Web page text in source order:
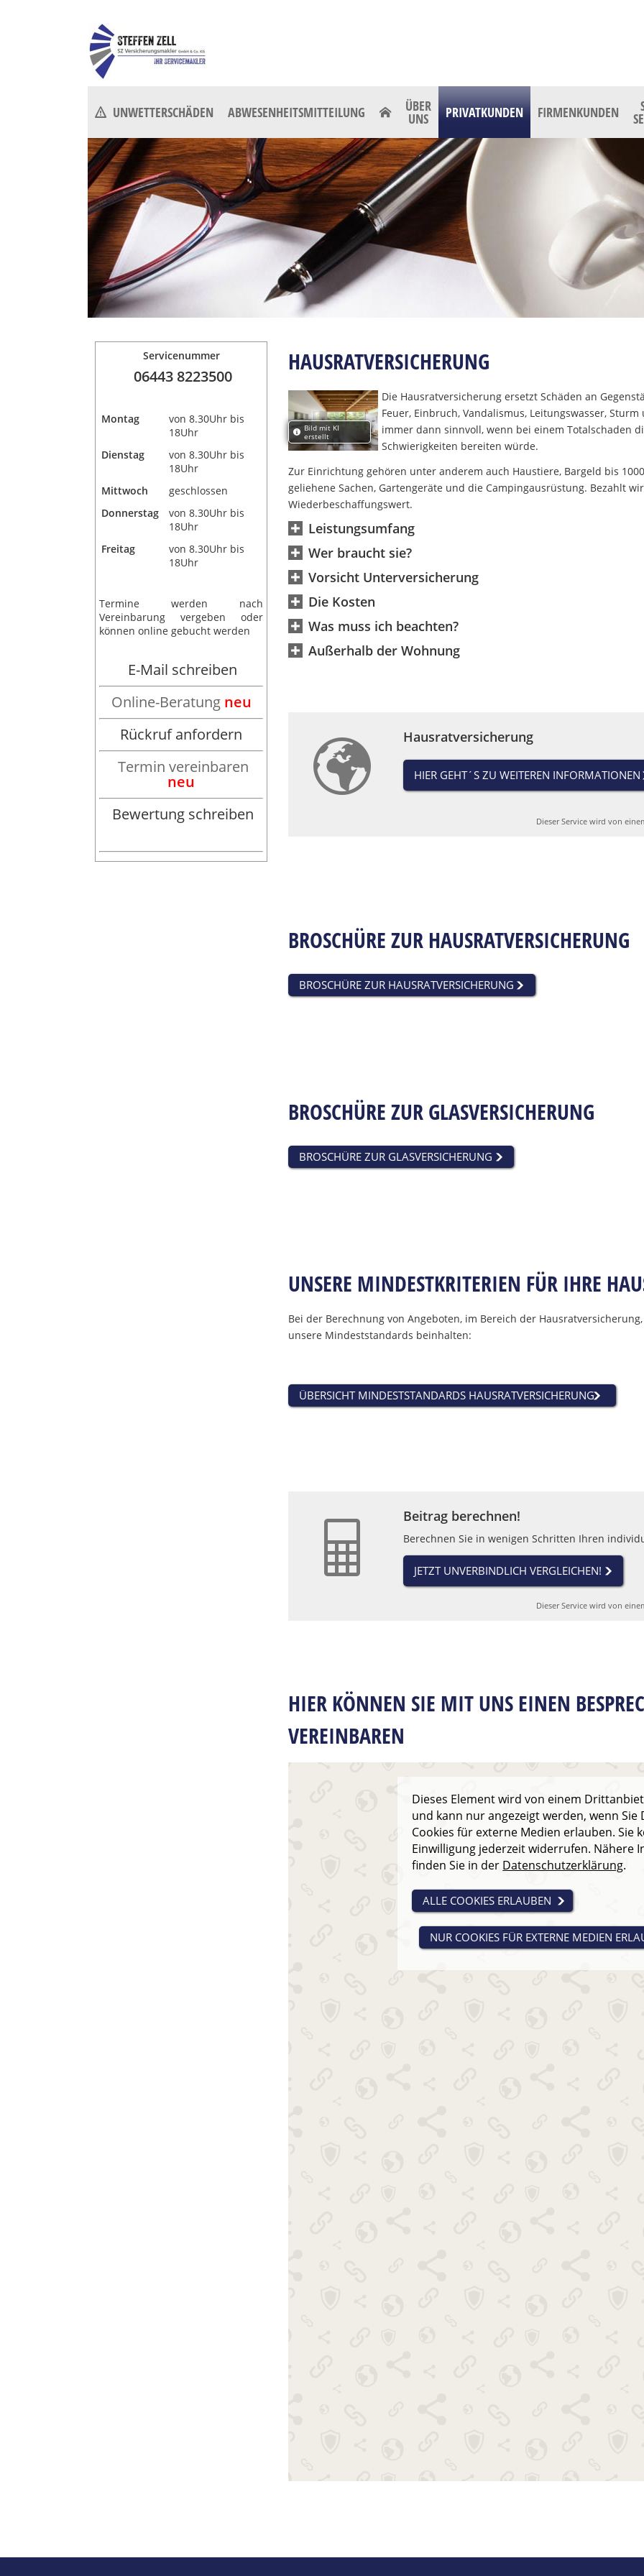
UNWETTERSCHÄDEN ABWESENHEITSMITTEILUNG ÜBER
UNS PRIVATKUNDEN FIRMENKUNDEN
Servicenummer
06443 8223500
Montag
von 8.30Uhr bis
18Uhr
Dienstag
von 8.30Uhr bis
18Uhr
Mittwoch
geschlossen
Donnerstag
von 8.30Uhr bis
18Uhr
Freitag
von 8.30Uhr bis
18Uhr
Termine werden nach
Vereinbarung vergeben oder
können online gebucht werden
E-Mail schreiben
Online-Beratung neu
Rückruf anfordern
Termin vereinbaren
neu
Bewertung schreiben
HAUSRATVERSICHERUNG
Bild mit KI
erstellt
Die Hausratversicherung ersetzt Schäden an
Feuer, Einbruch, Vandalismus, Leitungswasser,
immer dann sinnvoll, wenn bei einem Totalschaden
Schwierigkeiten bereiten würde.
Zur Einrichtung gehören unter anderem auch Haustiere, Bargeld bis
geliehene Sachen, Gartengeräte und die Campingausrüstung. Bezahlt
Wiederbeschaffungswert.
Leistungsumfang
Wer braucht sie?
Vorsicht Unterversicherung
Die Kosten
Was muss ich beachten?
Außerhalb der Wohnung
Hausratversicherung
HIER GEHT´S ZU WEITEREN INFORMATIONEN
Dieser Service wird von
BROSCHÜRE ZUR HAUSRATVERSICHERUNG
BROSCHÜRE ZUR HAUSRATVERSICHERUNG
BROSCHÜRE ZUR GLASVERSICHERUNG
BROSCHÜRE ZUR GLASVERSICHERUNG
UNSERE MINDESTKRITERIEN FÜR IHRE
Bei der Berechnung von Angeboten, im Bereich der
unsere Mindeststandards beinhalten:
ÜBERSICHT MINDESTSTANDARDS HAUSRATVERSICHERUNG
Beitrag berechnen!
Berechnen Sie in wenigen Schritten Ihren
JETZT UNVERBINDLICH VERGLEICHEN!
Dieser Service wird von
HIER KÖNNEN SIE MIT UNS EINEN
VEREINBAREN
Dieses Element wird von einem
und kann nur angezeigt werden, wenn
Cookies für externe Medien erlauben. Sie
Einwilligung jederzeit widerrufen. Nähere
finden Sie in der Datenschutzerklärung.
ALLE COOKIES ERLAUBEN
NUR COOKIES FÜR EXTERNE MEDIEN